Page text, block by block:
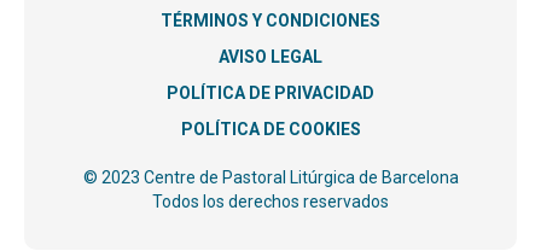
TÉRMINOS Y CONDICIONES
AVISO LEGAL
POLÍTICA DE PRIVACIDAD
POLÍTICA DE COOKIES
© 2023 Centre de Pastoral Litúrgica de Barcelona
Todos los derechos reservados